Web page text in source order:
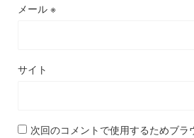
メール ※
サイト
次回のコメントで使用するためブラ